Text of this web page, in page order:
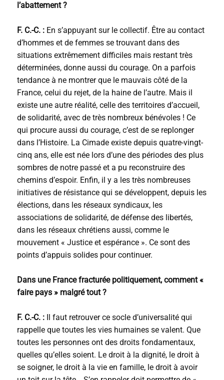
l’abattement ?
F. C.-C. :En s’appuyant sur le collectif. Être au contact
d’hommes et de femmes se trouvant dans des
situations extrêmement difficiles mais restant très
déterminées, donne aussi du courage. On a parfois
tendance à ne montrer que le mauvais côté de la
France, celui du rejet, de la haine de l’autre. Mais il
existe une autre réalité, celle des territoires d’accueil,
de solidarité, avec de très nombreux bénévoles ! Ce
qui procure aussi du courage, c’est de se replonger
dans l’Histoire. La Cimade existe depuis quatre-vingt-
cinq ans, elle est née lors d’une des périodes des plus
sombres de notre passé et a pu reconstruire des
chemins d’espoir. Enfin, il y a les très nombreuses
initiatives de résistance qui se développent, depuis les
élections, dans les réseaux syndicaux, les
associations de solidarité, de défense des libertés,
dans les réseaux chrétiens aussi, comme le
mouvement « Justice et espérance ». Ce sont des
points d’appuis solides pour continuer.
Dans une France fracturée politiquement, comment «
faire pays » malgré tout ?
F. C.-C. :Il faut retrouver ce socle d’universalité qui
rappelle que toutes les vies humaines se valent. Que
toutes les personnes ont des droits fondamentaux,
quelles qu’elles soient. Le droit à la dignité, le droit à
se soigner, le droit à la vie en famille, le droit à avoir